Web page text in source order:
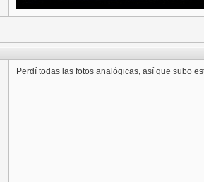
Perdí todas las fotos analógicas, así que subo